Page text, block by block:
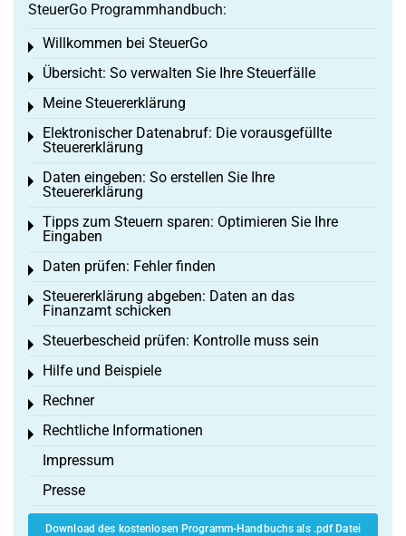
SteuerGo Programmhandbuch:
Willkommen bei SteuerGo
Toggle menu
Übersicht: So verwalten Sie Ihre Steuerfälle
Toggle menu
Meine Steuererklärung
Toggle menu
Elektronischer Datenabruf: Die vorausgefüllte
Steuererklärung
Toggle menu
Daten eingeben: So erstellen Sie Ihre
Steuererklärung
Toggle menu
Tipps zum Steuern sparen: Optimieren Sie Ihre
Eingaben
Toggle menu
Daten prüfen: Fehler finden
Toggle menu
Steuererklärung abgeben: Daten an das
Finanzamt schicken
Toggle menu
Steuerbescheid prüfen: Kontrolle muss sein
Toggle menu
Hilfe und Beispiele
Toggle menu
Rechner
Toggle menu
Rechtliche Informationen
Toggle menu
Impressum
Presse
Download des kostenlosen Programm-Handbuchs als .pdf Datei